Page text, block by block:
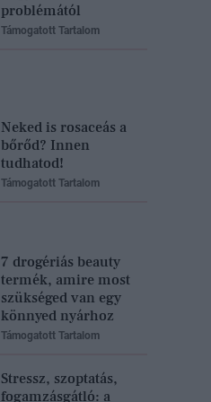
problémától
Támogatott Tartalom
Neked is rosaceás a
bőrőd? Innen
tudhatod!
Támogatott Tartalom
7 drogériás beauty
termék, amire most
szükséged van egy
könnyed nyárhoz
Támogatott Tartalom
Stressz, szoptatás,
fogamzásgátló: a